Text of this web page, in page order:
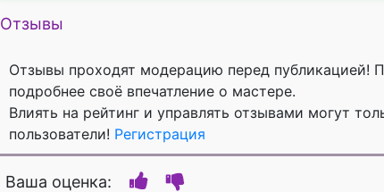
Отзывы
Отзывы проходят модерацию перед публикацией!
подробнее своё впечатление о мастере.
Влиять на рейтинг и управлять отзывами могут
пользователи! Регистрация
Ваша оценка: